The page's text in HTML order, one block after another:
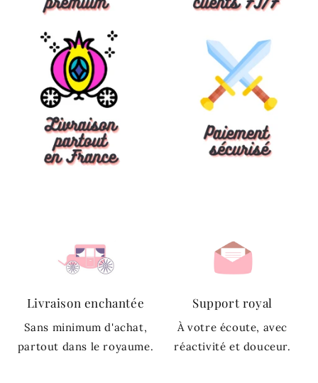
Livraison enchantée
Sans minimum d'achat,
partout dans le royaume.
Support royal
À votre écoute, avec
réactivité et douceur.